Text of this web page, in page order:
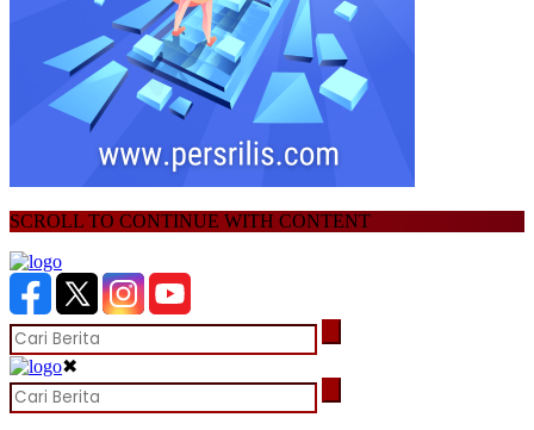
SCROLL TO CONTINUE WITH CONTENT
✖